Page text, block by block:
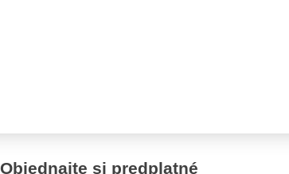
Objednajte si predplatné